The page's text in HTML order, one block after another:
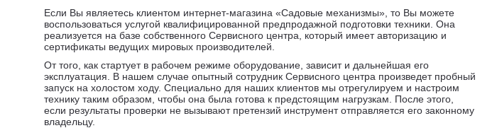
Если Вы являетесь клиентом интернет-магазина «Садовые механизмы», то Вы можете
воспользоваться услугой квалифицированной предпродажной подготовки техники. Она
реализуется на базе собственного Сервисного центра, который имеет авторизацию и
сертификаты ведущих мировых производителей.
От того, как стартует в рабочем режиме оборудование, зависит и дальнейшая его
эксплуатация. В нашем случае опытный сотрудник Сервисного центра произведет пробный
запуск на холостом ходу. Специально для наших клиентов мы отрегулируем и настроим
технику таким образом, чтобы она была готова к предстоящим нагрузкам. После этого,
если результаты проверки не вызывают претензий инструмент отправляется его законному
владельцу.